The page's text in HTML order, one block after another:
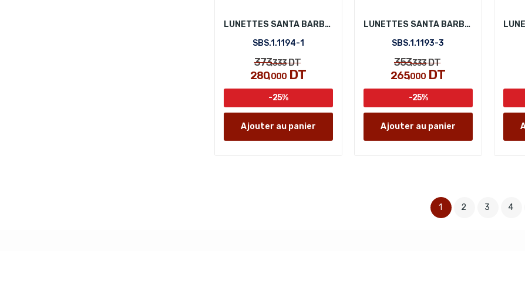
LUNETTES SANTA BARBARA POLO SBS.1.1194-1
SBS.1.1194-1
373,333DT
280,000DT
-25%
Ajouter au panier
LUNETTES SANTA BARBARA POLO SBS.1.1193-3
SBS.1.1193-3
353,333DT
265,000 DT
-25%
Ajouter au panier
1 2 3 4